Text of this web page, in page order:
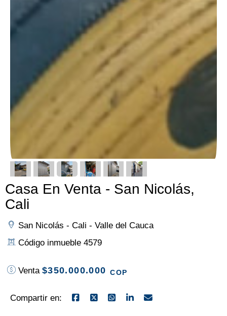
Casa En Venta - San Nicolás,
Cali
San Nicolás - Cali - Valle del Cauca
Código inmueble 4579
Venta $350.000.000COP
Compartir en: